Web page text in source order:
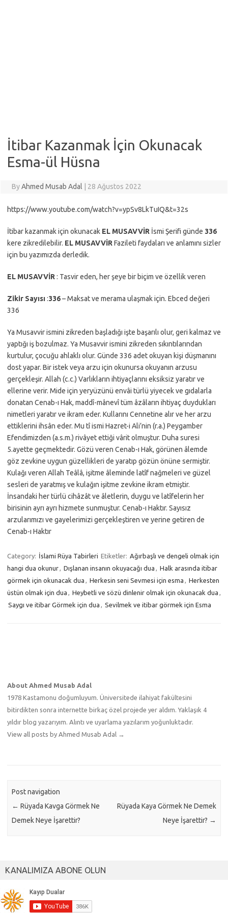
İtibar Kazanmak İçin Okunacak
Esma-ül Hüsna
ByAhmed Musab Adal 28 Ağustos 2022
https://www.youtube.com/watch?v=ypSv8LkTuIQ&t=32s
İtibar kazanmak için okunacak EL MUSAVVİR İsmi Şerifi günde 336
kere zikredilebilir. EL MUSAVVİR Fazileti faydaları ve anlamını sizler
için bu yazımızda derledik.
EL MUSAVVİR : Tasvir eden, her şeye bir biçim ve özellik veren
Zikir Sayısı:336– Maksat ve merama ulaşmak için. Ebced değeri
336
Ya Musavvir ismini zikreden başladığı işte başarılı olur, geri kalmaz ve
yaptığı iş bozulmaz. Ya Musavvir ismini zikreden sıkıntılarından
kurtulur, çocuğu ahlaklı olur. Günde 336 adet okuyan kişi düşmanını
dost yapar. Bir istek veya arzu için okunursa okuyanın arzusu
gerçekleşir. Allah (c.c.) Varlıkların ihtiyaçlarını eksiksiz yaratır ve
ellerine verir. Mide için yeryüzünü envâi türlü yiyecek ve gıdalarla
donatan Cenab-ı Hak, maddî-mânevî tüm âzâların ihtiyaç duydukları
nimetleri yaratır ve ikram eder. Kullarını Cennetine alır ve her arzu
ettiklerini ihsân eder. Mu tî ismi Hazret-i Ali’nin (r.a.) Peygamber
Efendimizden (a.s.m.) rivâyet ettiği vârit olmuştur. Duha suresi
5.ayette geçmektedir. Gözü veren Cenab-ı Hak, görünen âlemde
göz zevkine uygun güzellikleri de yaratıp gözün önüne sermiştir.
Kulağı veren Allah Teâlâ, işitme âleminde latîf nağmeleri ve güzel
sesleri de yaratmış ve kulağın işitme zevkine ikram etmiştir.
İnsandaki her türlü cihâzât ve âletlerin, duygu ve latîfelerin her
birisinin ayrı ayrı hizmete sunmuştur. Cenab-ı Haktır. Sayısız
arzularımızı ve gayelerimizi gerçekleştiren ve yerine getiren de
Cenab-ı Haktır
Category: İslami Rüya Tabirleri Etiketler: Ağırbaşlı ve dengeli olmak için
hangi dua okunur, Dışlanan insanın okuyacağı dua , Halk arasında itibar
görmek için okunacak dua , Herkesin seni Sevmesi için esma , Herkesten
üstün olmak için dua , Heybetli ve sözü dinlenir olmak için okunacak dua ,
Saygı ve itibar Görmek için dua , Sevilmek ve itibar görmek için Esma
About Ahmed Musab Adal
1978 Kastamonu doğumluyum. Üniversitede ilahiyat fakültesini
bitirdikten sonra internette birkaç özel projede yer aldım. Yaklaşık 4
yıldır blog yazarıyım. Alıntı ve uyarlama yazılarım yoğunluktadır.
View all posts by Ahmed Musab Adal →
Post navigation
← Rüyada Kavga Görmek Ne
Demek Neye İşarettir?
Rüyada Kaya Görmek Ne Demek
Neye İşarettir? →
KANALIMIZA ABONE OLUN